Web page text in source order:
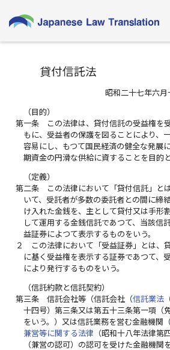
貸付信託法
昭和二十七年六
（目的）
第一条
この法律は、貸付信託の受益権を
もに、受益者の保護を図ることにより、
容易にし、もつて国民経済の健全な発展
期資金の円滑な供給に資することを目的と
（定義）
第二条
この法律において「貸付信託」と
いて、受託者が多数の委託者との間に締
け入れた金銭を、主として貸付又は手形
して運用する金銭信託であつて、当該信
益証券によつて表示するものをいう。
２
この法律において「受益証券」とは、
に基く受益権を表示する証券であつて、
により発行するものをいう。
（信託約款と信託契約）
第三条
信託会社等（信託会社（信託業法
十四号）第三条又は第五十三条第一項（
をいう。）又は信託業務を営む金融機関
兼営等に関する法律 （昭和十八年法律第
（兼営の認可）の認可を受けた金融機関